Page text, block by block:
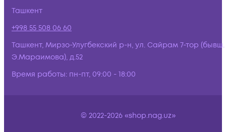
Ташкент
+998 55 508 06 60
Ташкент, Мирзо-Улугбекский р-н, ул. Сайрам 7-тор (бывш.
Э.Мараимова), д.52
Время работы: пн-пт, 09:00 - 18:00
© 2022-2026 «shop.nag.uz»